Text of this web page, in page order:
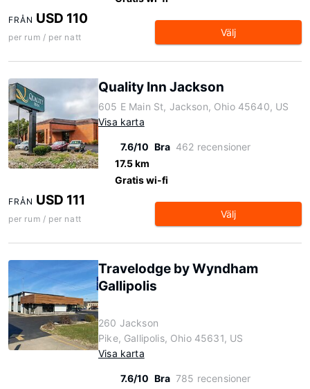
FRÅN USD 110
per rum / per natt Välj
Quality Inn Jackson
605 E Main St, Jackson, Ohio 45640, US
Visa karta
7.6/10 Bra 462 recensioner
17.5 km
Gratis wi-fi
FRÅN USD 111
per rum / per natt Välj
Travelodge by Wyndham
Gallipolis
260 Jackson
Pike, Gallipolis, Ohio 45631, US
Visa karta
7.6/10 Bra 785 recensioner